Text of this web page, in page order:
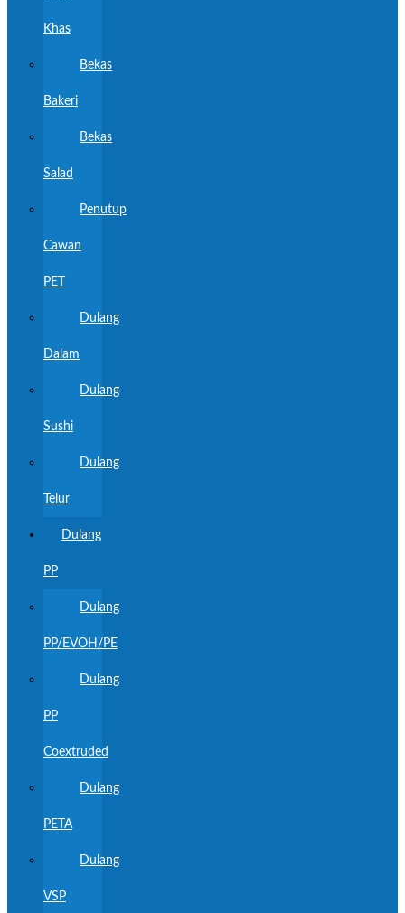
Khas
Bekas
Bakeri
Bekas
Salad
Penutup
Cawan
PET
Dulang
Dalam
Dulang
Sushi
Dulang
Telur
Dulang
PP
Dulang
PP/EVOH/PE
Dulang
PP
Coextruded
Dulang
PETA
Dulang
VSP